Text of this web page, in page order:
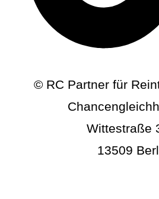
© RC Partner für
Wittestraße
13509